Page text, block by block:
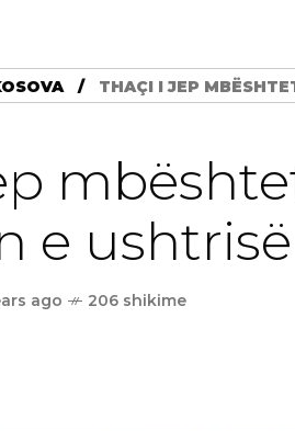
THAÇI I JEP
e ushtrisë
ago 206 shikime